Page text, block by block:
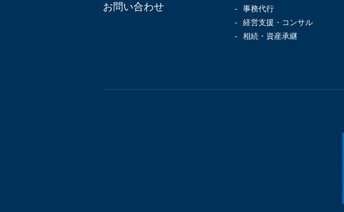
お問い合わせ
事務代行
経営支援・コンサル
相続・資産承継